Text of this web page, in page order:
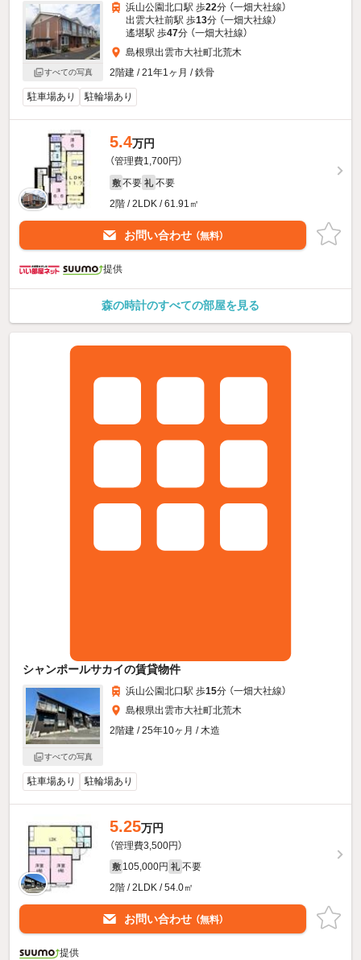
すべての写真
浜山公園北口駅 歩22分 （一畑大社線）
出雲大社前駅 歩13分 （一畑大社線）
遙堪駅 歩47分 （一畑大社線）
島根県出雲市大社町北荒木
2階建 / 21年1ヶ月 / 鉄骨
駐車場あり 駐輪場あり
5.4万円
（管理費1,700円）
敷 不要 礼 不要
2階 / 2LDK / 61.91㎡
お問い合わせ （無料）
提供
森の時計のすべての部屋を見る
シャンポールサカイの賃貸物件
すべての写真
浜山公園北口駅 歩15分 （一畑大社線）
島根県出雲市大社町北荒木
2階建 / 25年10ヶ月 / 木造
駐車場あり 駐輪場あり
5.25万円
（管理費3,500円）
敷 105,000円 礼 不要
2階 / 2LDK / 54.0㎡
お問い合わせ （無料）
提供